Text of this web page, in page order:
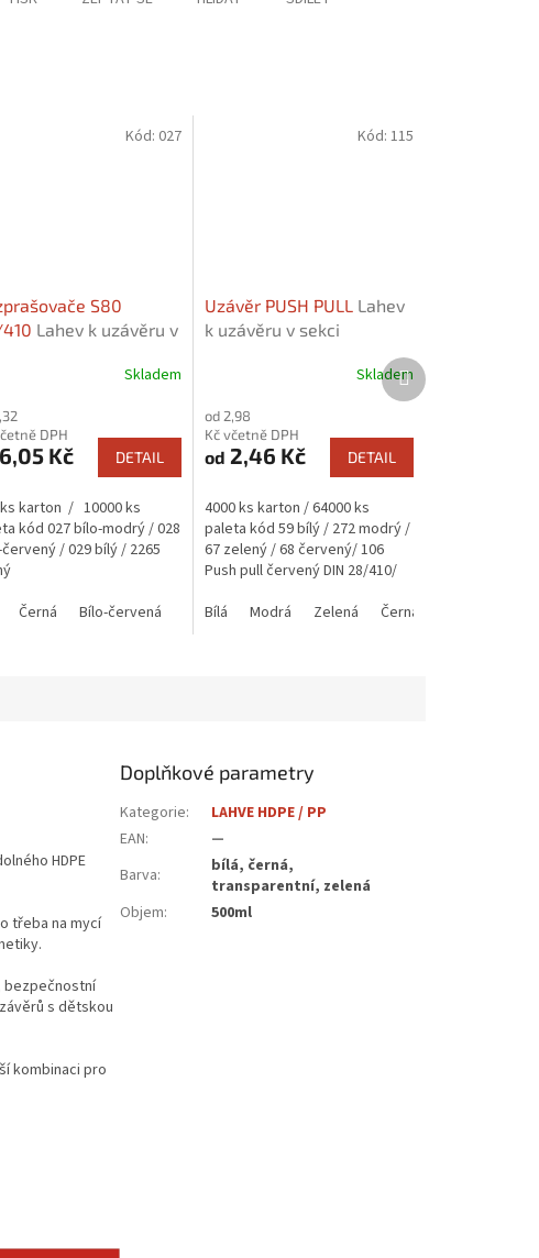
4mm bílý GERDA NEW 28/410 3mm bílý GERDA 8000 bílý
S80
Lahev k uzávěru v
Skladem
DPH
6,05 Kč DETAIL
karton / 10000 ks
kód 027 bílo-modrý / 028
/ 029 bílý / 2265
Černá Bílo-červená Bílo-modrá
Kód: 027
Uzávěr PUSH PULL Lahev
k uzávěru v sekci
Skladem
od 2,98
Kč včetně DPH
od 2,46 Kč DETAIL
4000 ks karton / 64000 ks
paleta kód 59 bílý / 272 modrý /
67 zelený / 68 červený/ 106
Push pull červený DIN 28/410/
žlutý / 048...
Bílá Modrá Zelená Černá
Kód: 115
Další
produkt
HDPE
třeba na mycí
bezpečnostní
s dětskou
kombinaci pro
Doplňkové parametry
Kategorie:
LAHVE HDPE / PP
EAN:
—
Barva:
bílá, černá,
transparentní, zelená
Objem: 500ml